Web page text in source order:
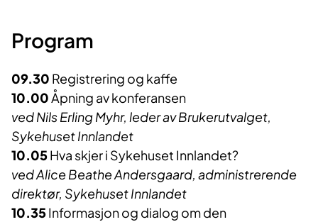
Program
09.30 Registrering og kaffe
10.00Åpning av konferansen
ved Nils Erling Myhr, leder av Brukerutvalget,
Sykehuset Innlandet
10.05Hva skjer i Sykehuset Innlandet?
ved Alice Beathe Andersgaard, administrerende
direktør, Sykehuset Innlandet
10.35Informasjon og dialog om den